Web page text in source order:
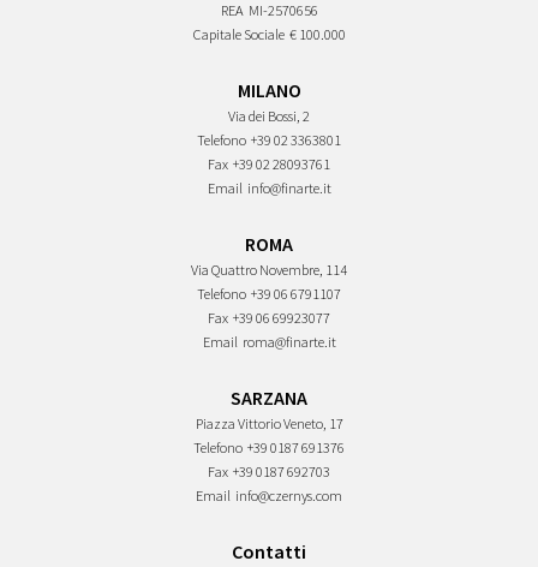
REA MI-2570656
Capitale Sociale € 100.000
MILANO
Via dei Bossi, 2
Telefono +39 02 3363801
Fax +39 02 28093761
Email info@finarte.it
ROMA
Via Quattro Novembre, 114
Telefono +39 06 6791107
Fax +39 06 69923077
Email roma@finarte.it
SARZANA
Piazza Vittorio Veneto, 17
Telefono +39 0187 691376
Fax +39 0187 692703
Email info@czernys.com
Contatti